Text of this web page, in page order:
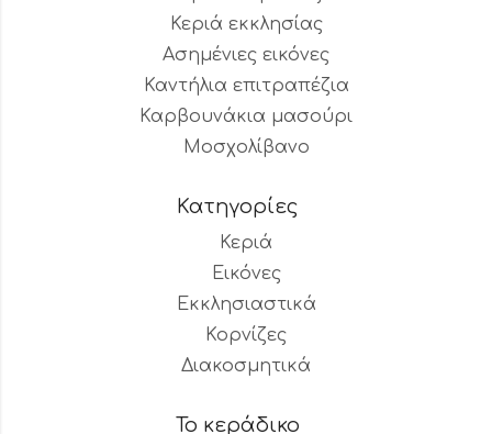
Κεριά εκκλησίας
Ασημένιες εικόνες
Καντήλια επιτραπέζια
Καρβουνάκια μασούρι
Μοσχολίβανο
Κατηγορίες
Κεριά
Εικόνες
Εκκλησιαστικά
Κορνίζες
Διακοσμητικά
Το κεράδικο